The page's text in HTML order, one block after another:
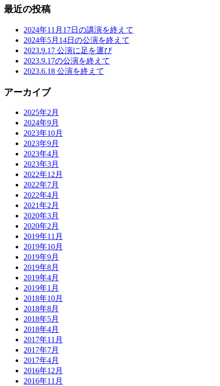
最近の投稿
2024年11月17日の講演を終えて
2024年5月14日の公演を終えて
2023.9.17 公演に足を運び
2023.9.17の公演を終えて
2023.6.18 公演を終えて
アーカイブ
2025年2月
2024年9月
2023年10月
2023年9月
2023年4月
2023年3月
2022年12月
2022年7月
2022年4月
2021年2月
2020年3月
2020年2月
2019年11月
2019年10月
2019年9月
2019年8月
2019年4月
2019年1月
2018年10月
2018年8月
2018年5月
2018年4月
2017年11月
2017年7月
2017年4月
2016年12月
2016年11月